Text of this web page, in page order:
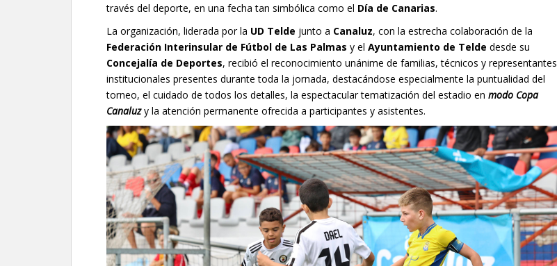
través del deporte, en una fecha tan simbólica como el Día de Canarias.
La organización, liderada por la UD Telde junto a Canaluz, con la estrecha colaboración de la
Federación Interinsular de Fútbol de Las Palmas y el Ayuntamiento de Telde desde su
Concejalía de Deportes, recibió el reconocimiento unánime de familias, técnicos y representantes
institucionales presentes durante toda la jornada, destacándose especialmente la puntualidad del
torneo, el cuidado de todos los detalles, la espectacular tematización del estadio en modo Copa
Canaluzy la atención permanente ofrecida a participantes y asistentes.